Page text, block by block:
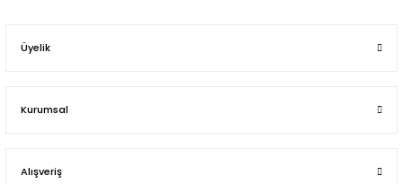
Üyelik
Kurumsal
Alışveriş